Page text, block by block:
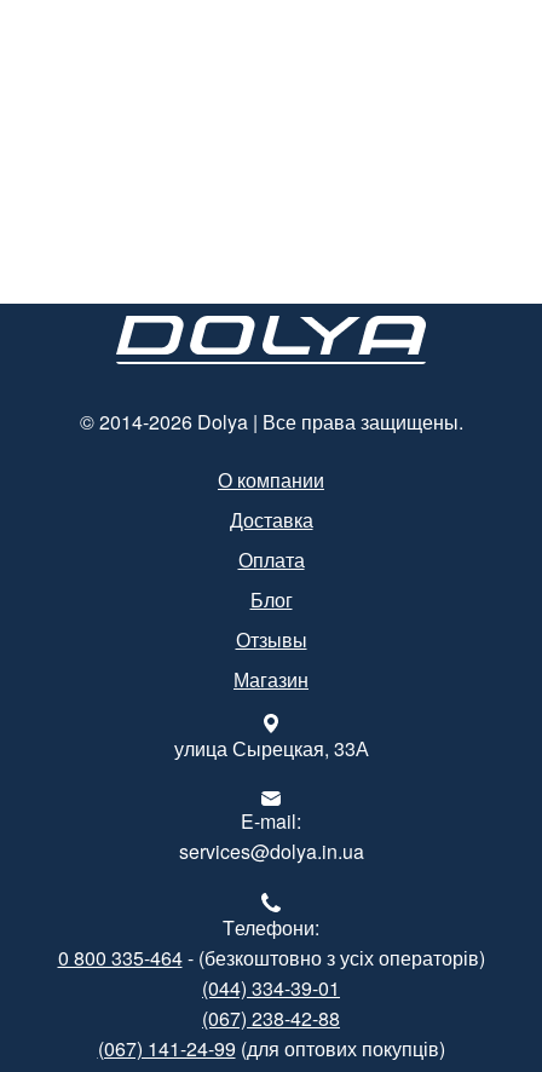
© 2014-2026 Dolya | Все права защищены.
О компании
Доставка
Оплата
Блог
Отзывы
Магазин
улица Сырецкая, 33А
E-mail:
services@dolya.in.ua
Tелефони:
0 800 335-464- (безкоштовно з усіх операторів)
(044) 334-39-01
(067) 238-42-88
(067) 141-24-99 (для оптових покупців)